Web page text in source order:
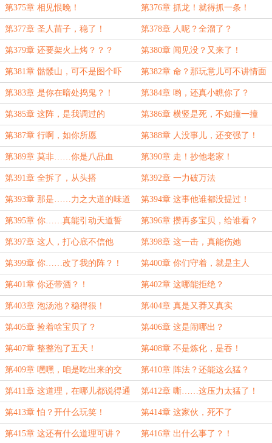
第375章 相见恨晚！ 第376章 抓龙！就得抓一条！
第377章 圣人苗子，稳了！ 第378章 人呢？全溜了？
第379章 还要架火上烤？？？ 第380章 闻见没？又来了！
第381章 骷髅山，可不是图个吓
人！
第382章 命？那玩意儿可不讲情面
第383章 是你在暗处捣鬼？！ 第384章 哟，还真小瞧你了？
第385章 这阵，是我调过的 第386章 横竖是死，不如撞一撞
第387章 行啊，如你所愿 第388章 人没事儿，还变强了！
第389章 莫非……你是八品血
脉？！
第390章 走！抄他老家！
第391章 全拆了，从头搭 第392章 一力破万法
第393章 那是……力之大道的味道 第394章 这事他谁都没提过！
第395章 你……真能引动天道誓
言？
第396章 攒再多宝贝，给谁看？
第397章 这人，打心底不信他 第398章 这一击，真能伤她
第399章 你……改了我的阵？！ 第400章 你们守着，就是主人
第401章 你还带酒？！ 第402章 这哪能拒绝？
第403章 泡汤池？稳得很！ 第404章 真是又莽又真实
第405章 捡着啥宝贝了？ 第406章 这是闹哪出？
第407章 整整泡了五天！ 第408章 不是炼化，是吞！
第409章 嘿嘿，咱是吃出来的交
情！
第410章 阵法？还能这么猛？
第411章 这道理，在哪儿都说得通 第412章 嘶……这压力太猛了！
第413章 怕？开什么玩笑！ 第414章 这家伙，死不了
第415章 这还有什么道理可讲？ 第416章 出什么事了？！